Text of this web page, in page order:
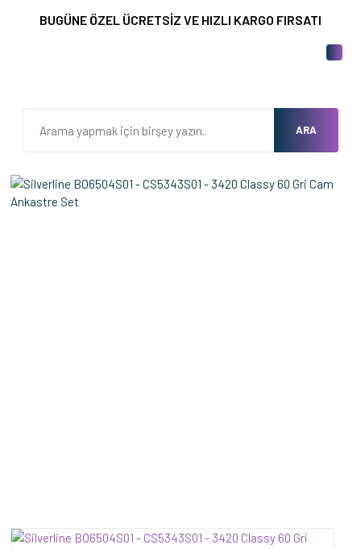
BUGÜNE ÖZEL ÜCRETSİZ VE HIZLI KARGO FIRSATI
ARA